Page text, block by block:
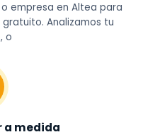
empresa en Altea para
Analizamos tu
o
a medida